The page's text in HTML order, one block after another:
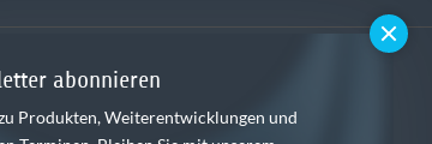
,Dispositionssoftware
abonnieren
Produkten, Weiterentwicklungen und